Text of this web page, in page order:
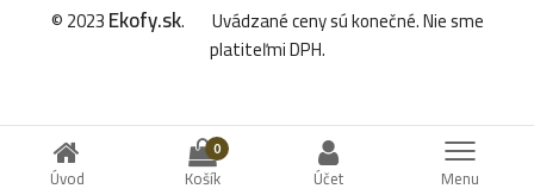
Úvod
0
Košík Účet Menu
© 2023Ekofy.sk.
Uvádzané ceny sú konečné. Nie sme
platiteľmi DPH.